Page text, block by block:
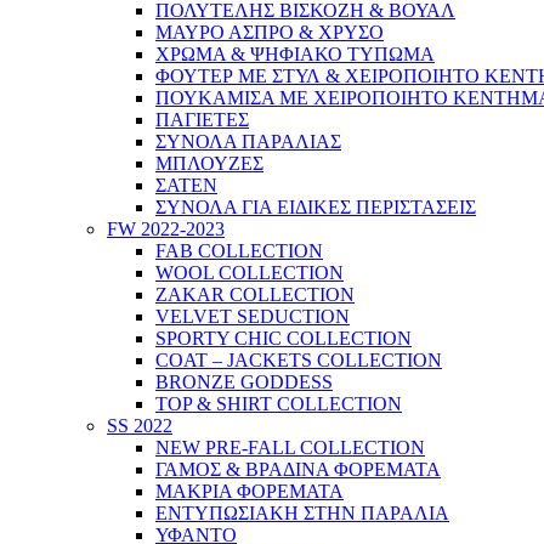
ΠΟΛΥΤΕΛΗΣ ΒΙΣΚΟΖΗ & ΒΟΥΑΛ
ΜΑΥΡΟ ΑΣΠΡΟ & ΧΡΥΣΟ
ΧΡΩΜΑ & ΨΗΦΙΑΚΟ ΤΥΠΩΜΑ
ΦΟΥΤΕΡ ΜΕ ΣΤΥΛ & ΧΕΙΡΟΠΟΙΗΤΟ
ΠΟΥΚΑΜΙΣΑ ΜΕ ΧΕΙΡΟΠΟΙΗΤΟ
ΠΑΓΙΕΤΕΣ
ΣΥΝΟΛΑ ΠΑΡΑΛΙΑΣ
ΜΠΛΟΥΖΕΣ
ΣΑΤΕΝ
ΣΥΝΟΛΑ ΓΙΑ ΕΙΔΙΚΕΣ ΠΕΡΙΣΤΑΣΕΙΣ
FW 2022-2023
FAB COLLECTION
WOOL COLLECTION
ZAKAR COLLECTION
VELVET SEDUCTION
SPORTY CHIC COLLECTION
COAT – JACKETS COLLECTION
BRONZE GODDESS
TOP & SHIRT COLLECTION
SS 2022
NEW PRE-FALL COLLECTION
ΓΑΜΟΣ & ΒΡΑΔΙΝΑ ΦΟΡΕΜΑΤΑ
ΜΑΚΡΙΑ ΦΟΡΕΜΑΤΑ
ΕΝΤΥΠΩΣΙΑΚΗ ΣΤΗΝ ΠΑΡΑΛΙΑ
ΥΦΑΝΤΟ